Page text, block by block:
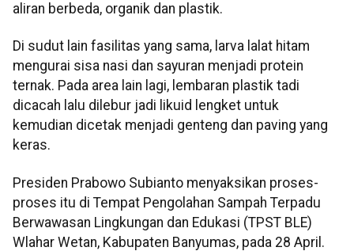
aliran berbeda, organik dan plastik.
Di sudut lain fasilitas yang sama, larva lalat hitam
mengurai sisa nasi dan sayuran menjadi protein
ternak. Pada area lain lagi, lembaran plastik tadi
dicacah lalu dilebur jadi likuid lengket untuk
kemudian dicetak menjadi genteng dan paving yang
keras.
Presiden Prabowo Subianto menyaksikan proses-
proses itu di Tempat Pengolahan Sampah Terpadu
Berwawasan Lingkungan dan Edukasi (TPST BLE)
Wlahar Wetan, Kabupaten Banyumas, pada 28 April.